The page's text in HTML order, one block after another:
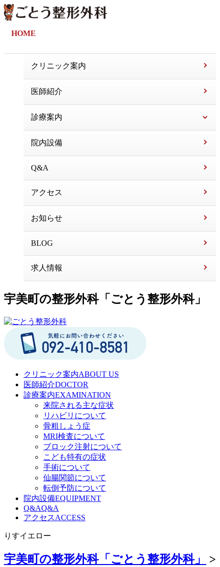
HOME
クリニック案内
医師紹介
診療案内
院内設備
Q&A
アクセス
お知らせ
BLOG
求人情報
宇美町の整形外科「ごとう整形外科」
クリニック案内ABOUT US
医師紹介DOCTOR
診療案内EXAMINATION
来院される主な症状
リハビリについて
骨粗しょう症
MRI検査について
ブロック注射について
こども特有の症状
手術について
仙腸関節について
転倒予防について
院内設備EQUIPMENT
Q&AQ&A
アクセスACCESS
りすイエロー
宇美町の整形外科「ごとう整形外科」
>